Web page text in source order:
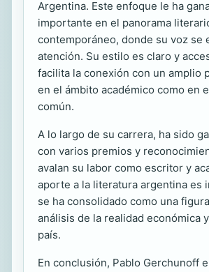
Argentina. Este enfoque le ha
importante en el panorama
contemporáneo, donde su voz se
atención. Su estilo es claro y
facilita la conexión con un amplio
en el ámbito académico como en
común.
A lo largo de su carrera, ha sido
con varios premios y
avalan su labor como escritor y
aporte a la literatura argentina es
se ha consolidado como una
análisis de la realidad económica
país.
En conclusión, Pablo Gerchunoff